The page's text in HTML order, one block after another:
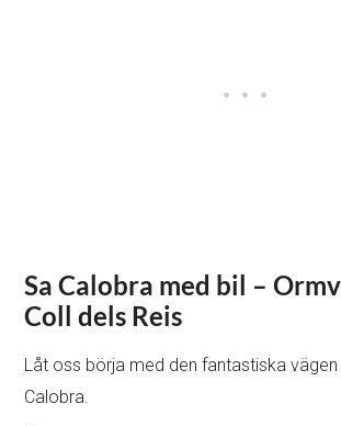
Sa Calobra med bil –
Coll dels Reis
Låt oss börja med den fantastiska vägen
Calobra.